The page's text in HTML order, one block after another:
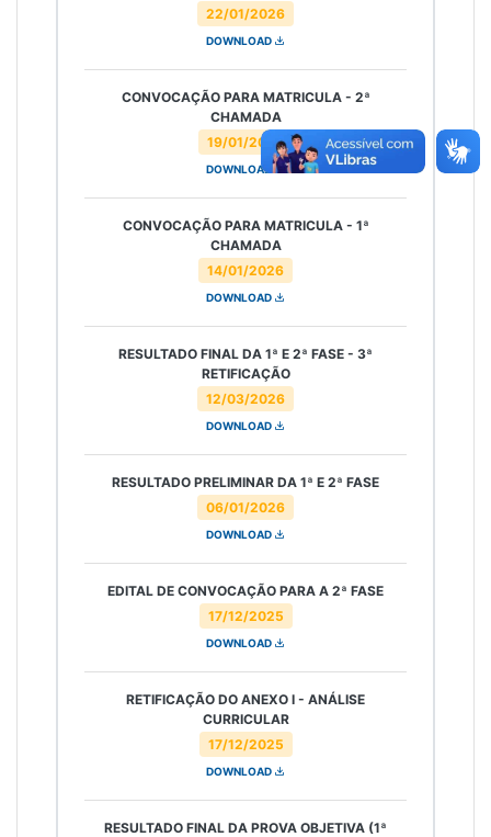
22/01/2026
DOWNLOAD
19/01/2026
CONVOCAÇÃO PARA MATRICULA - 2ª
CHAMADA
DOWNLOAD
14/01/2026
CONVOCAÇÃO PARA MATRICULA - 1ª
CHAMADA
DOWNLOAD
12/03/2026
RESULTADO FINAL DA 1ª E 2ª FASE - 3ª
RETIFICAÇÃO
DOWNLOAD
06/01/2026
RESULTADO PRELIMINAR DA 1ª E 2ª FASE
DOWNLOAD
17/12/2025
EDITAL DE CONVOCAÇÃO PARA A 2ª FASE
DOWNLOAD
17/12/2025
RETIFICAÇÃO DO ANEXO I - ANÁLISE
CURRICULAR
DOWNLOAD
RESULTADO FINAL DA PROVA OBJETIVA (1ª